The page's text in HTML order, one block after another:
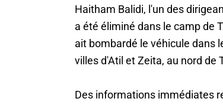
Haitham Balidi, l'un des
a été éliminé dans le camp de
ait bombardé le véhicule dans
villes d'Atil et Zeita, au nord de
Des informations immédiates